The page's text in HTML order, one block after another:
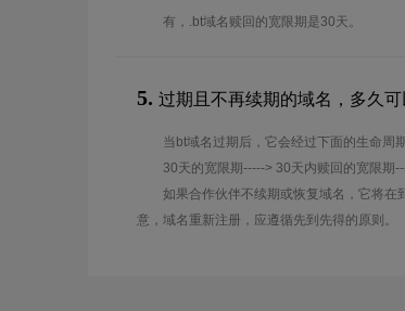
有，.bt域名赎回的宽限期是30天。
5. 过期且不再续期的域名，多久
当bt域名过期后，它会经过下面的生命周
30天的宽限期-----> 30天内赎回的宽限期
如果合作伙伴不续期或恢复域名，它将
意，域名重新注册，应遵循先到先得的原则。